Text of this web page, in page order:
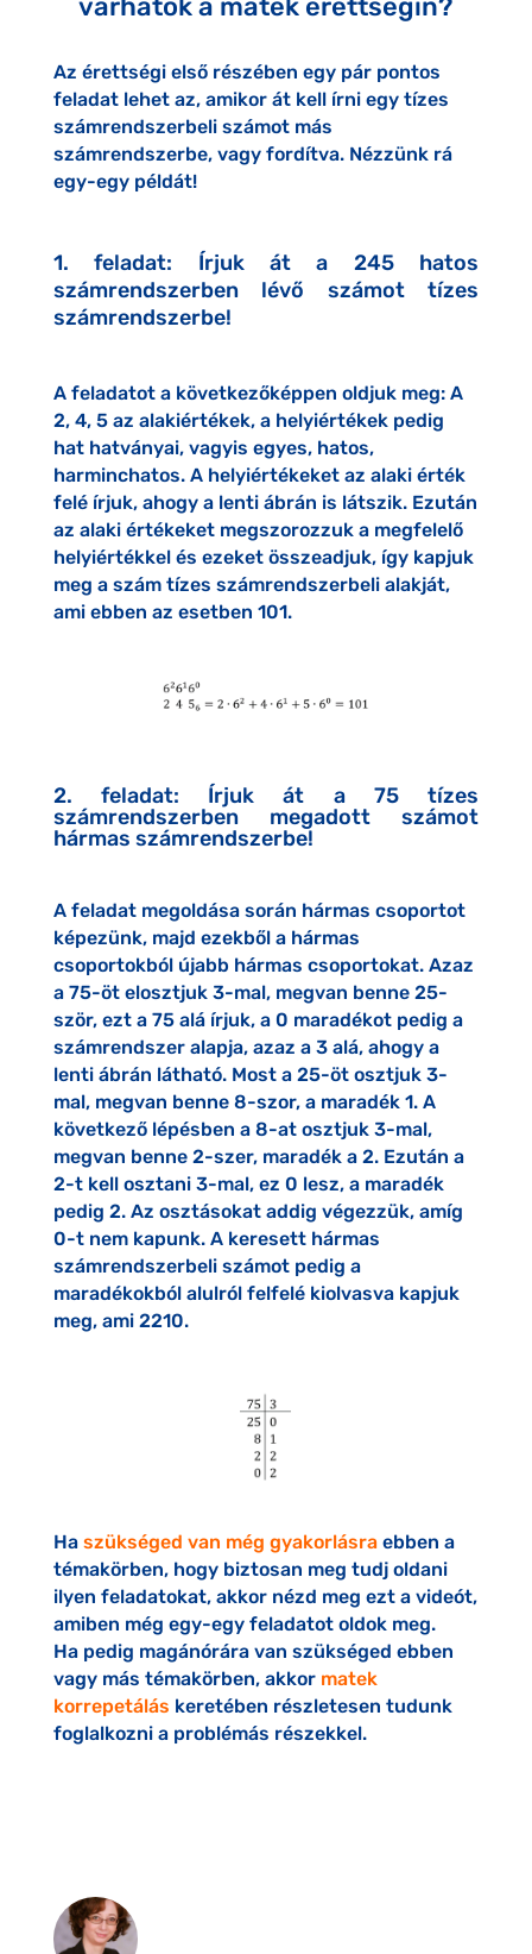
Az érettségi első részében egy pár pontos
feladat lehet az, amikor át kell írni egy tízes
számrendszerbeli számot más
számrendszerbe, vagy fordítva. Nézzünk rá
egy-egy példát!
1. feladat: Írjuk át a 245 hatos
számrendszerben lévő számot tízes
számrendszerbe!
A feladatot a következőképpen oldjuk meg: A
2, 4, 5 az alakiértékek, a helyiértékek pedig
hat hatványai, vagyis egyes, hatos,
harminchatos. A helyiértékeket az alaki érték
felé írjuk, ahogy a lenti ábrán is látszik. Ezután
az alaki értékeket megszorozzuk a megfelelő
helyiértékkel és ezeket összeadjuk, így kapjuk
meg a szám tízes számrendszerbeli alakját,
ami ebben az esetben 101.
2. feladat: Írjuk át a 75 tízes
számrendszerben megadott számot
hármas számrendszerbe!
A feladat megoldása során hármas csoportot
képezünk, majd ezekből a hármas
csoportokból újabb hármas csoportokat. Azaz
a 75-öt elosztjuk 3-mal, megvan benne 25-
ször, ezt a 75 alá írjuk, a 0 maradékot pedig a
számrendszer alapja, azaz a 3 alá, ahogy a
lenti ábrán látható. Most a 25-öt osztjuk 3-
mal, megvan benne 8-szor, a maradék 1. A
következő lépésben a 8-at osztjuk 3-mal,
megvan benne 2-szer, maradék a 2. Ezután a
2-t kell osztani 3-mal, ez 0 lesz, a maradék
pedig 2. Az osztásokat addig végezzük, amíg
0-t nem kapunk. A keresett hármas
számrendszerbeli számot pedig a
maradékokból alulról felfelé kiolvasva kapjuk
meg, ami 2210.
Ha szükséged van még gyakorlásraebben a
témakörben, hogy biztosan meg tudj oldani
ilyen feladatokat, akkor nézd meg ezt a videót,
amiben még egy-egy feladatot oldok meg.
Ha pedig magánórára van szükséged ebben
vagy más témakörben, akkor matek
korrepetálás keretében részletesen tudunk
foglalkozni a problémás részekkel.